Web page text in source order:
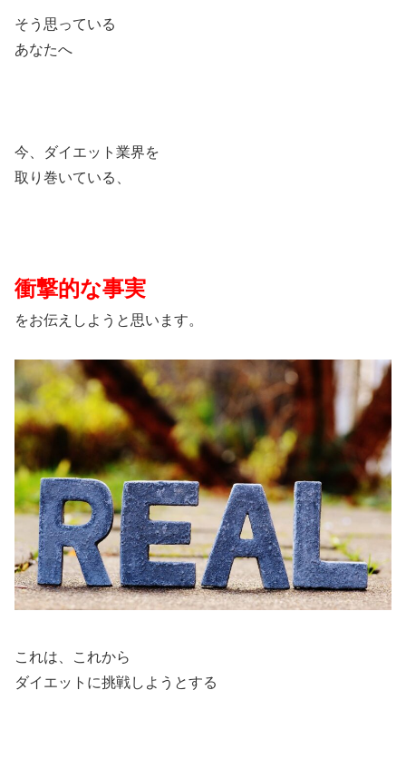
そう思っている
あなたへ
今、ダイエット業界を
取り巻いている、
衝撃的な事実
をお伝えしようと思います。
これは、これから
ダイエットに挑戦しようとする